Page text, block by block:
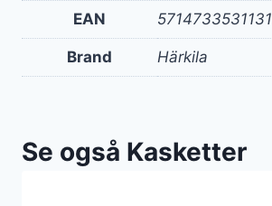
EAN 5714733531131
Brand Härkila
Se også Kasketter